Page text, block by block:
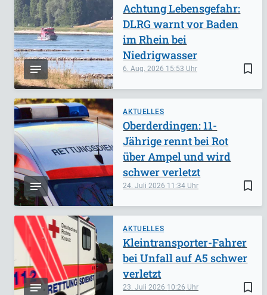
bookmark_border
6. Aug. 2026 15:53
Achtung Lebensgefahr:
DLRG warnt vor Baden
im Rhein bei
Niedrigwasser
AKTUELLES
bookmark_border
24. Juli 2026 11:34
Oberderdingen: 11-
Jährige rennt bei Rot
über Ampel und wird
schwer verletzt
AKTUELLES
bookmark_border
23. Juli 2026 10:26
Kleintransporter-Fahrer
bei Unfall auf A5 schwer
verletzt